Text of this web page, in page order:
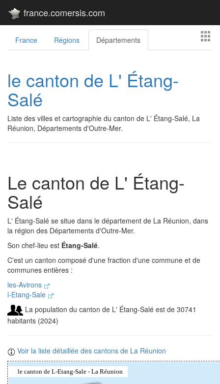
france.comersis.com
France Régions Départements
le canton de L' Étang-
Salé
Liste des villes et cartographie du canton de L' Étang-Salé, La
Réunion, Départements d'Outre-Mer.
Le canton de L' Étang-
Salé
L' Étang-Salé se situe dans le département de La Réunion, dans
la région des Départements d'Outre-Mer.
Son chef-lieu est Étang-Salé.
C'est un canton composé d'une fraction d'une commune et de
communes entières :
les-Avirons
l-Etang-Sale
La population du canton de L' Étang-Salé est de 30741
habitants (2024)
Voir la liste détaillée des cantons de La Réunion